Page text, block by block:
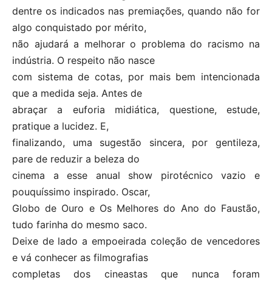
dentre os indicados nas premiações, quando não for
algo conquistado por mérito,
não ajudará a melhorar o problema do racismo na
indústria. O respeito não nasce
com sistema de cotas, por mais bem intencionada
que a medida seja. Antes de
abraçar a euforia midiática, questione, estude,
pratique a lucidez. E,
finalizando, uma sugestão sincera, por gentileza,
pare de reduzir a beleza do
cinema a esse anual show pirotécnico vazio e
pouquíssimo inspirado. Oscar,
Globo de Ouro e Os Melhores do Ano do Faustão,
tudo farinha do mesmo saco.
Deixe de lado a empoeirada coleção de vencedores
e vá conhecer as filmografias
completas dos cineastas que nunca foram